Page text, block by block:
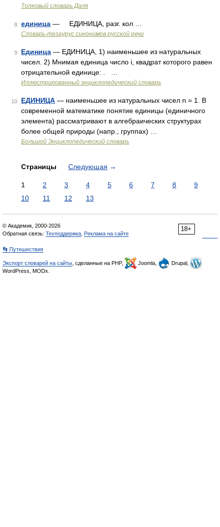
Толковый словарь Даля
8 единица — ЕДИНИЦА, разг. кол …
Словарь-тезаурус синонимов русской речи
9 Единица — ЕДИНИЦА, 1) наименьшее из натуральных
чисел. 2) Мнимая единица число i, квадрат которого равен
отрицательной единице: . …
Иллюстрированный энциклопедический словарь
10 ЕДИНИЦА — наименьшее из натуральных чисел n = 1. В
современной математике понятие единицы (единичного
элемента) рассматривают в алгебраических структурах
более общей природы (напр., группах) …
Большой Энциклопедический словарь
Страницы Следующая →
1 2 3 4 5 6 7 8
9
10
11 12 13
18+
© Академик, 2000-2026
Обратная связь: Техподдержка Реклама на сайте
👣 Путешествия
Экспорт словарей на сайты , сделанные на PHP, Joomla,
Drupal,
WordPress, MODx.